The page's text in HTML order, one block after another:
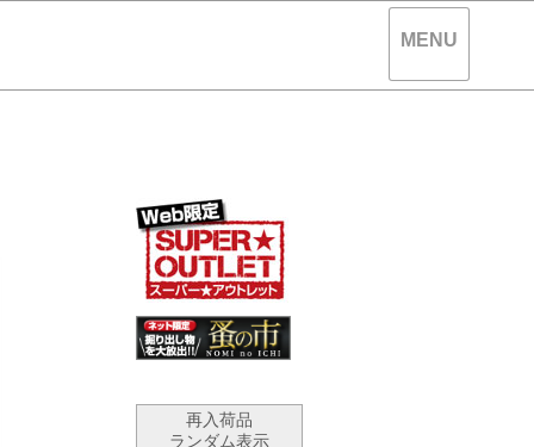
MENU
再入荷品
ランダム表示